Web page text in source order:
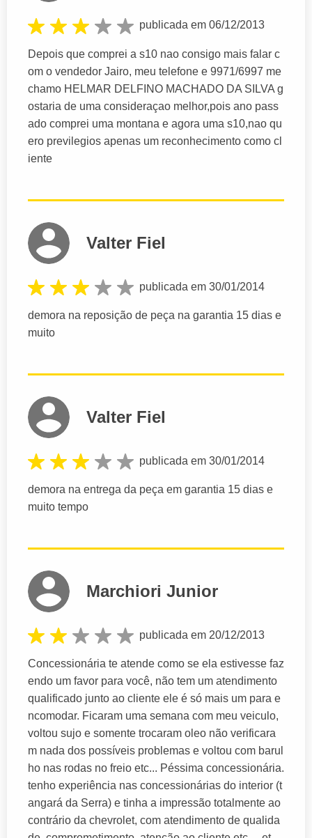
publicada em 06/12/2013
Depois que comprei a s10 nao consigo mais falar c
om o vendedor Jairo, meu telefone e 9971/6997 me
chamo HELMAR DELFINO MACHADO DA SILVA g
ostaria de uma consideraçao melhor,pois ano pass
ado comprei uma montana e agora uma s10,nao qu
ero previlegios apenas um reconhecimento como cl
iente
Valter Fiel
publicada em 30/01/2014
demora na reposição de peça na garantia 15 dias e
muito
Valter Fiel
publicada em 30/01/2014
demora na entrega da peça em garantia 15 dias e
muito tempo
Marchiori Junior
publicada em 20/12/2013
Concessionária te atende como se ela estivesse faz
endo um favor para você, não tem um atendimento
qualificado junto ao cliente ele é só mais um para e
ncomodar. Ficaram uma semana com meu veiculo,
voltou sujo e somente trocaram oleo não verificara
m nada dos possíveis problemas e voltou com barul
ho nas rodas no freio etc... Péssima concessionária.
tenho experiência nas concessionárias do interior (t
angará da Serra) e tinha a impressão totalmente ao
contrário da chevrolet, com atendimento de qualida